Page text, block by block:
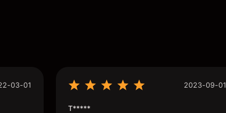
03-01 2023-09-01
T*****